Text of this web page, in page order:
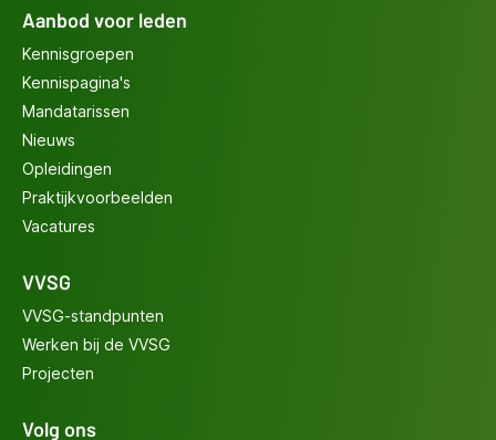
Aanbod voor leden
Kennisgroepen
Kennispagina's
Mandatarissen
Nieuws
Opleidingen
Praktijkvoorbeelden
Vacatures
VVSG
VVSG-standpunten
Werken bij de VVSG
Projecten
Volg ons